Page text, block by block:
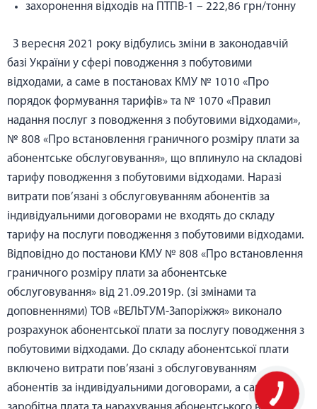
захоронення відходів на ПТПВ-1 – 222,86 грн/тонну
З вересня 2021 року відбулись зміни в законодавчій
базі України у сфері поводження з побутовими
відходами, а саме в постановах КМУ № 1010 «Про
порядок формування тарифів» та № 1070 «Правил
надання послуг з поводження з побутовими відходами»,
№ 808 «Про встановлення граничного розміру плати за
абонентське обслуговування», що вплинуло на складові
тарифу поводження з побутовими відходами. Наразі
витрати пов’язані з обслуговуванням абонентів за
індивідуальними договорами не входять до складу
тарифу на послуги поводження з побутовими відходами.
Відповідно до постанови КМУ № 808 «Про встановлення
граничного розміру плати за абонентське
обслуговування» від 21.09.2019р. (зі змінами та
доповненнями) ТОВ «ВЕЛЬТУМ-Запоріжжя» виконало
розрахунок абонентської плати за послугу поводження з
побутовими відходами. До складу абонентської плати
включено витрати пов’язані з обслуговуванням
абонентів за індивідуальними договорами, а саме: